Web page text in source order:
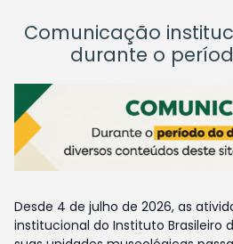
Comunicação
durante o
Desde 4 de julho de 2026, as
institucional do Instituto Brasileiro